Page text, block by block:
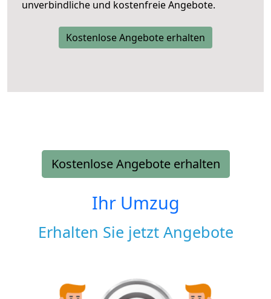
unverbindliche und kostenfreie Angebote.
Kostenlose Angebote erhalten
Kostenlose Angebote erhalten
Ihr Umzug
Erhalten Sie jetzt Angebote